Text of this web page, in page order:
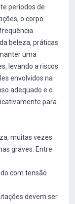
períodos de
o corpo
beleza, práticas
uma
levando a riscos
envolvidos na
adequado e o
para
muitas vezes
graves. Entre
com tensão
devem ser